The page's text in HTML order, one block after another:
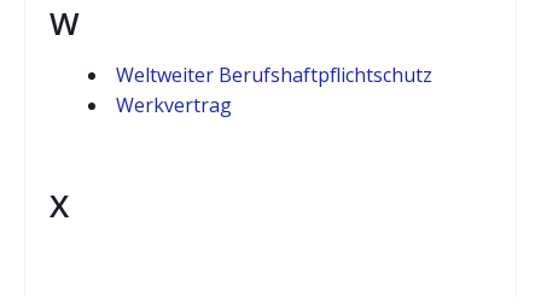
W
Weltweiter Berufshaftpflichtschutz
Werkvertrag
X